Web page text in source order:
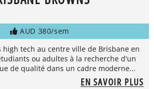
AUD 380/sem
high tech au centre ville de Brisbane en
ou adultes à la recherche d'un
de qualité dans un cadre moderne...
EN SAVOIR PLUS